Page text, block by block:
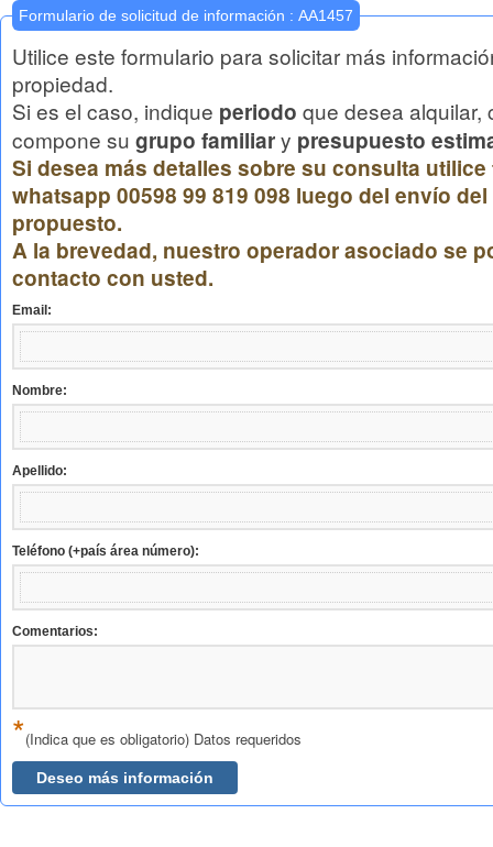
Formulario de solicitud de información : AA1457
Utilice este formulario para solicitar más
propiedad.
Si es el caso, indique periodo que desea alquilar,
compone su grupo familiary presupuesto
Si desea más detalles sobre su consulta utilice
whatsapp 00598 99 819 098 luego del envío
propuesto.
A la brevedad, nuestro operador asociado se
contacto con usted.
Email:
Nombre:
Apellido:
Teléfono (+país área número):
Comentarios:
*(Indica que es obligatorio) Datos requeridos